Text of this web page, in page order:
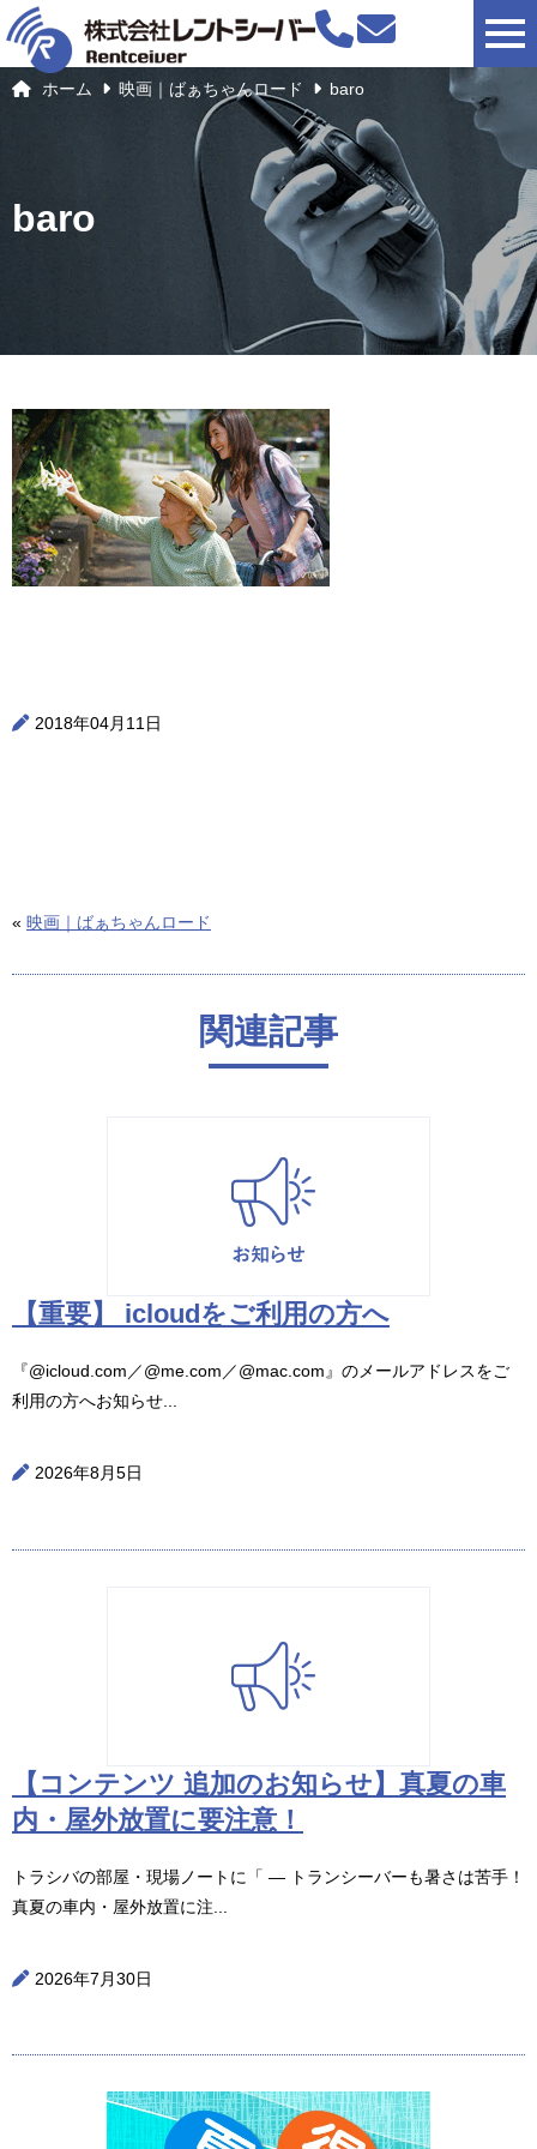
ホーム 映画｜ばぁちゃんロード baro
baro
2018年04月11日
« 映画｜ばぁちゃんロード
関連記事
【重要】 icloudをご利用の方へ
『@icloud.com／@me.com／@mac.com』のメールアドレスをご
利用の方へお知らせ...
2026年8月5日
【コンテンツ 追加のお知らせ】真夏の車
内・屋外放置に要注意！
トラシバの部屋・現場ノートに「 ― トランシーバーも暑さは苦手！
真夏の車内・屋外放置に注...
2026年7月30日